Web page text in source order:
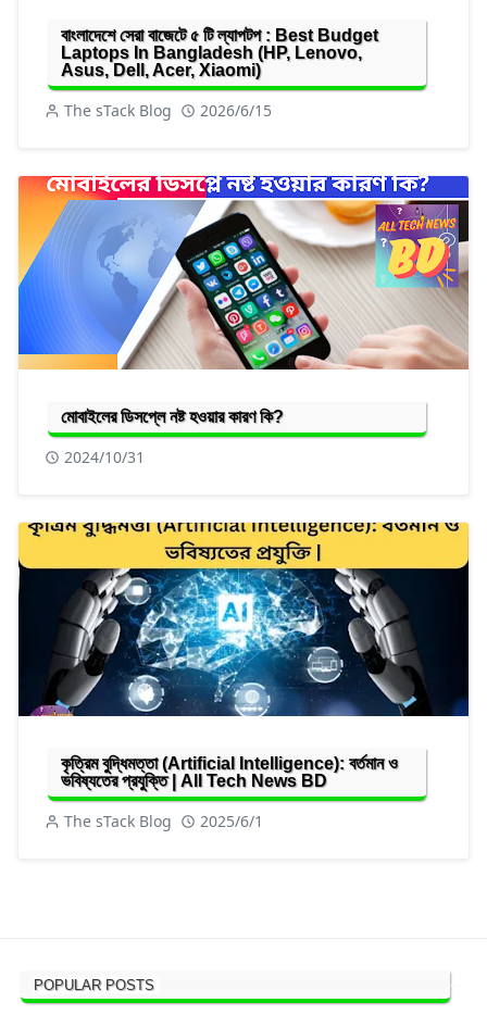
বাংলাদেশে সেরা বাজেটে ৫ টি ল্যাপটপ : Best Budget
Laptops In Bangladesh (HP, Lenovo,
Asus, Dell, Acer, Xiaomi)
The sTack Blog 2026/6/15
মোবাইলের ডিসপ্লে নষ্ট হওয়ার কারণ কি?
2024/10/31
কৃত্রিম বুদ্ধিমত্তা (Artificial Intelligence): বর্তমান ও
ভবিষ্যতের প্রযুক্তি | All Tech News BD
The sTack Blog 2025/6/1
POPULAR POSTS